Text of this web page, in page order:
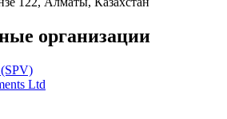
организации
Ltd